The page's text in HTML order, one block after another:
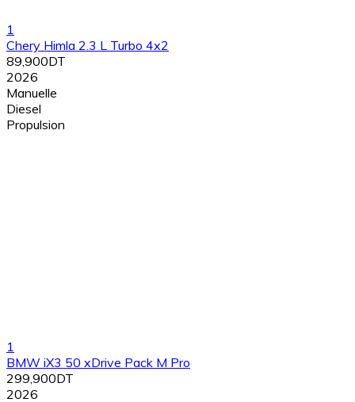
1
Chery Himla 2.3 L Turbo 4x2
89,900DT
2026
Manuelle
Diesel
Propulsion
1
BMW iX3 50 xDrive Pack M Pro
299,900DT
2026